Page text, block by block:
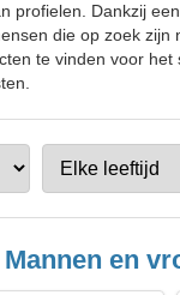
profielen. Dankzij
die op zoek
te vinden voor
Mannen en